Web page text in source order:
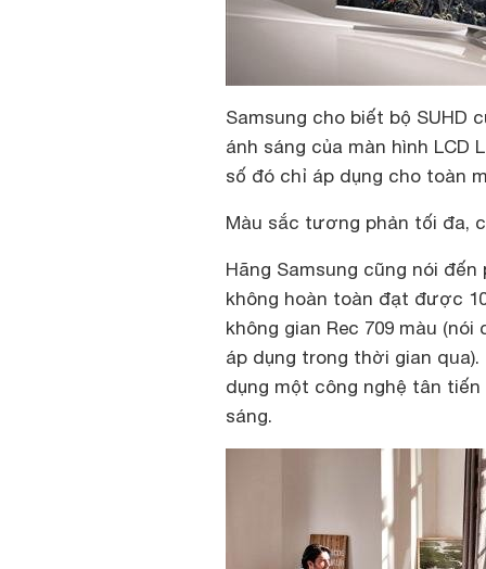
Samsung cho biết bộ SUHD
ánh sáng của màn hình LCD
số đó chỉ áp dụng cho toàn
Màu sắc tương phản tối đa,
Hãng Samsung cũng nói
không hoàn toàn đạt được
không gian Rec 709 màu
áp dụng trong thời gian
dụng một công nghệ tân
sáng.